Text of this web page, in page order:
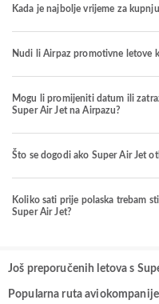
Kada je najbolje vrijeme za
Nudi li Airpaz promotivne letove
Mogu li promijeniti datum ili
Super Air Jet na Airpazu?
Što se dogodi ako Super Air Jet
Koliko sati prije polaska trebam
Super Air Jet?
Još preporučenih letova s
Popularna ruta